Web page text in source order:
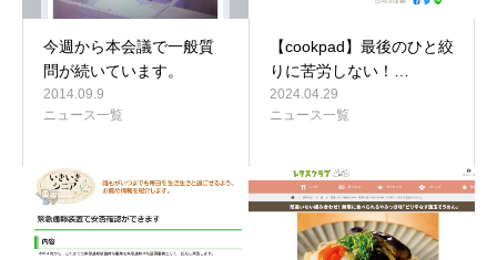
今週から本会議で一般質
問が続いています。
2014.09.9
ニュース一覧
【cookpad】最後のひと絞
りに苦労しない！…
2024.04.29
ニュース一覧